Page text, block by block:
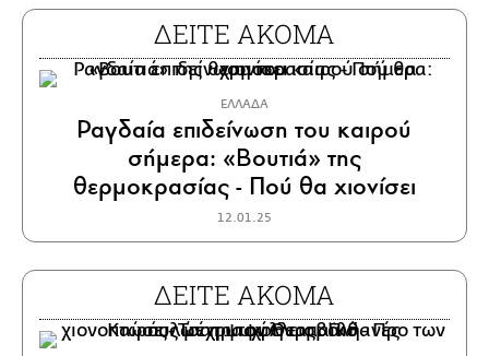
ΔΕΙΤΕ ΑΚΟΜΑ
ΕΛΛΑΔΑ
Ραγδαία επιδείνωση του καιρού
σήμερα: «Βουτιά» της
θερμοκρασίας - Πού θα χιονίσει
12.01.25
ΔΕΙΤΕ ΑΚΟΜΑ